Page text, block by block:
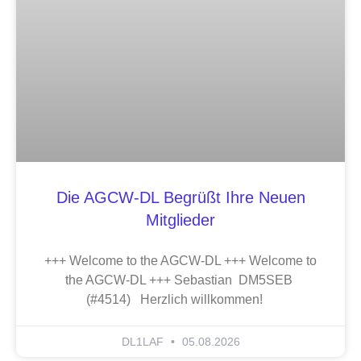
Die AGCW-DL Begrüßt Ihre Neuen
Mitglieder
+++ Welcome to the AGCW-DL +++ Welcome to
the AGCW-DL +++ Sebastian DM5SEB
(#4514) Herzlich willkommen!
DL1LAF 05.08.2026